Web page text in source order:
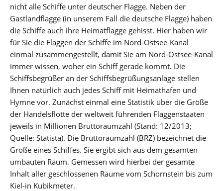
nicht alle Schiffe unter deutscher Flagge. Neben der
Gastlandflagge (in unserem Fall die deutsche Flagge) haben
die Schiffe auch ihre Heimatflagge gehisst. Hier haben wir
für Sie die Flaggen der Schiffe im Nord-Ostsee-Kanal
einmal zusammengestellt, damit Sie am Nord-Ostsee-Kanal
immer wissen, woher ein Schiff gerade kommt. Die
Schiffsbegrüßer an der Schiffsbegrüßungsanlage stellen
Ihnen natürlich auch jedes Schiff mit Heimathafen und
Hymne vor. Zunächst einmal eine Statistik über die Größe
der Handelsflotte der weltweit führenden Flaggenstaaten
jeweils in Millionen Bruttoraumzahl (Stand: 12/2013;
Quelle: Statista). Die Bruttoraumzahl (BRZ) bezeichnet die
Größe eines Schiffes. Sie ergibt sich aus dem gesamten
umbauten Raum. Gemessen wird hierbei der gesamte
Inhalt aller geschlossenen Räume vom Schornstein bis zum
Kiel-in Kubikmeter.